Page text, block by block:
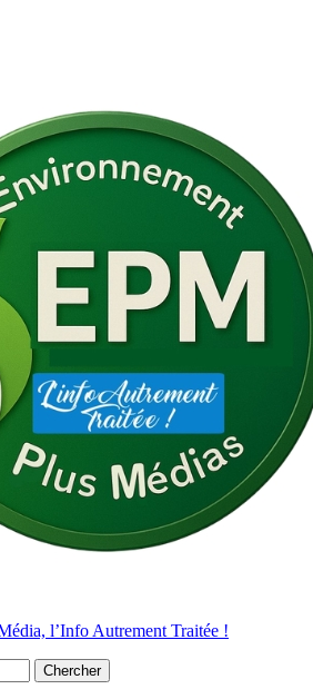
l’Info Autrement Traitée !